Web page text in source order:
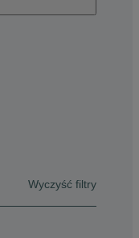
Wyczyść filtry